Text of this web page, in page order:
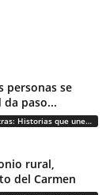
personas se
paso...
Provincia del Huasco con todas sus letras: Historias que unen cultura, diversidad e identidad
rural,
del Carmen